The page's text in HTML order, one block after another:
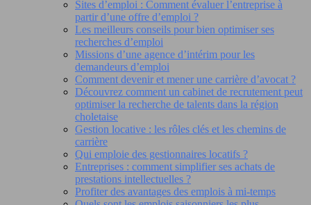
Sites d’emploi : Comment évaluer l’entreprise à
partir d’une offre d’emploi ?
Les meilleurs conseils pour bien optimiser ses
recherches d’emploi
Missions d’une agence d’intérim pour les
demandeurs d’emploi
Comment devenir et mener une carrière d’avocat ?
Découvrez comment un cabinet de recrutement peut
optimiser la recherche de talents dans la région
choletaise
Gestion locative : les rôles clés et les chemins de
carrière
Qui emploie des gestionnaires locatifs ?
Entreprises : comment simplifier ses achats de
prestations intellectuelles ?
Profiter des avantages des emplois à mi-temps